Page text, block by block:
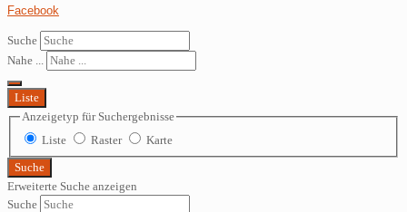
Facebook
Suche
Nahe ...
Liste
Anzeigetyp für Suchergebnisse
Liste
Raster Karte
Suche
Erweiterte Suche anzeigen
Suche